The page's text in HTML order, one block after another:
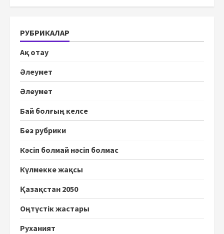
РУБРИКАЛАР
Ақ отау
Әлеумет
Әлеумет
Бай болғың келсе
Без рубрики
Кәсіп болмай нәсіп болмас
Күлмекке жақсы
Қазақстан 2050
Оңтүстік жастары
Руханият